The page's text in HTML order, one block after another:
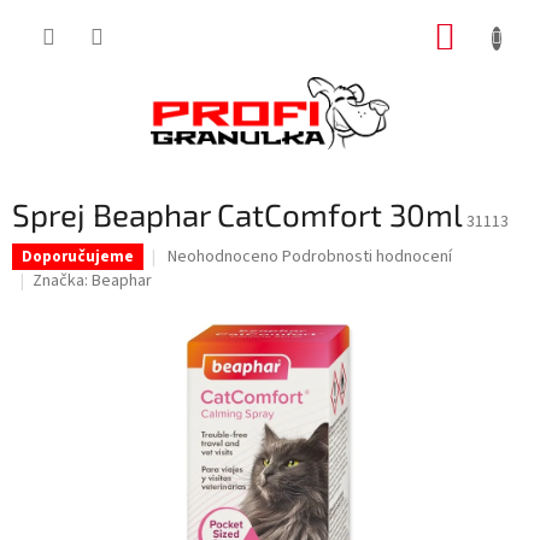
Sprej Beaphar CatComfort 30ml31113
Doporučujeme
Průměrné
0,0
hvězdiček.
Neohodnoceno Podrobnosti hodnocení
Značka: Beaphar